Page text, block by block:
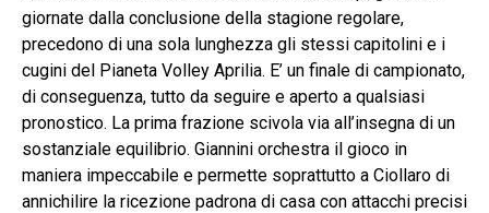
giornate dalla conclusione della stagione regolare,
precedono di una sola lunghezza gli stessi capitolini e i
cugini del Pianeta Volley Aprilia. E’ un finale di campionato,
di conseguenza, tutto da seguire e aperto a qualsiasi
pronostico. La prima frazione scivola via all’insegna di un
sostanziale equilibrio. Giannini orchestra il gioco in
maniera impeccabile e permette soprattutto a Ciollaro di
annichilire la ricezione padrona di casa con attacchi precisi